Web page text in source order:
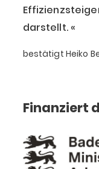
darstellt.
bestätigt Heiko
Finanziert